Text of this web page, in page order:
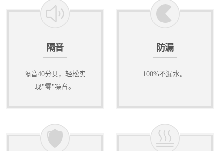
隔音
隔音40分贝，轻松实
现"零"噪音。
防漏
100%不漏水。